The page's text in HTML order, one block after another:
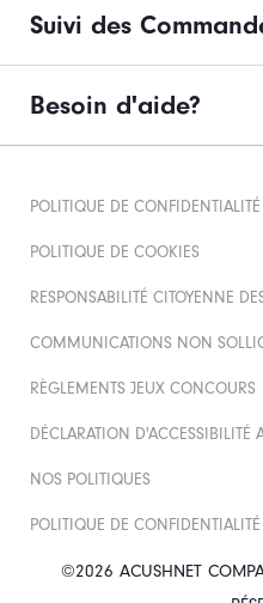
Suivi des
Besoin d'aide?
©2026 ACUSHNET
POLITIQUE DE CONFIDENTIALITÉ
POLITIQUE DE COOKIES
RESPONSABILITÉ CITOYENNE
COMMUNICATIONS NON
RÈGLEMENTS JEUX CONCOURS
DÉCLARATION D'ACCESSIBILITÉ
NOS POLITIQUES
POLITIQUE DE